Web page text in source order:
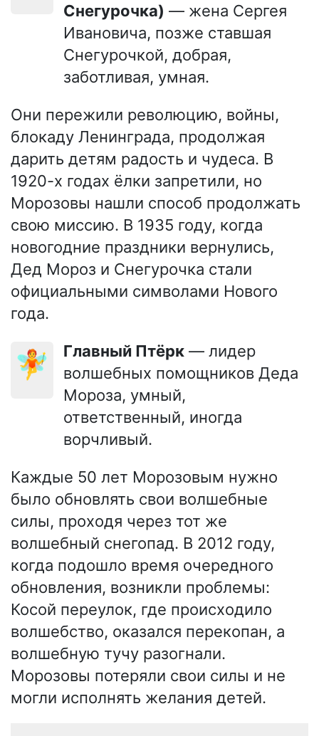
Снегурочка) — жена Сергея
Ивановича, позже ставшая
Снегурочкой, добрая,
заботливая, умная.
Они пережили революцию, войны,
блокаду Ленинграда, продолжая
дарить детям радость и чудеса. В
1920-х годах ёлки запретили, но
Морозовы нашли способ продолжать
свою миссию. В 1935 году, когда
новогодние праздники вернулись,
Дед Мороз и Снегурочка стали
официальными символами Нового
года.
🧚 Главный Птёрк — лидер
волшебных помощников Деда
Мороза, умный,
ответственный, иногда
ворчливый.
Каждые 50 лет Морозовым нужно
было обновлять свои волшебные
силы, проходя через тот же
волшебный снегопад. В 2012 году,
когда подошло время очередного
обновления, возникли проблемы:
Косой переулок, где происходило
волшебство, оказался перекопан, а
волшебную тучу разогнали.
Морозовы потеряли свои силы и не
могли исполнять желания детей.